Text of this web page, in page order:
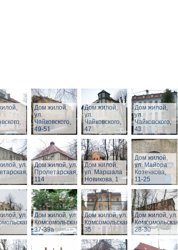
Дом жилой,
ул.
Чайковского,
49-51
Дом жилой,
ул.
Чайковского,
47
Дом жилой,
ул.
Чайковского,
43
ул.
Дом жилой, ул.
Пролетарская,
114
Дом жилой,
ул. Маршала
Новикова, 1
Дом жилой,
ул. Майора
Козенкова,
11-25
ул.
Дом жилой, ул.
Комсомольская,
37-39а
Дом жилой, ул.
Комсомольская,
35
Дом жилой, ул.
Комсомольская,
28-30